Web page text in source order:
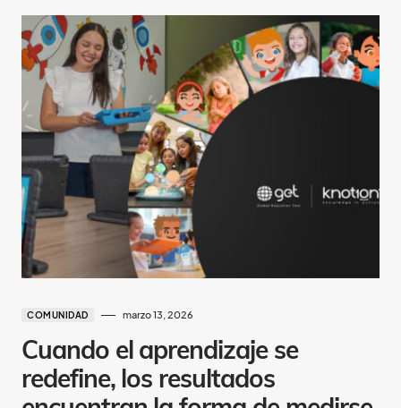
COMUNIDAD marzo 13, 2026
Cuando el aprendizaje se
redefine, los resultados